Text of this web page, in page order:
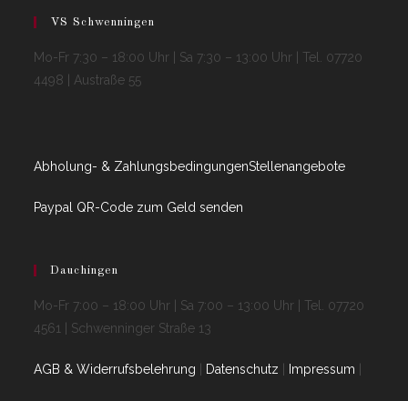
VS Schwenningen
Mo-Fr 7:30 – 18:00 Uhr | Sa 7:30 – 13:00 Uhr | Tel. 07720
4498 | Austraße 55
Abholung- & ZahlungsbedingungenStellenangebote
Paypal QR-Code zum Geld senden
Dauchingen
Mo-Fr 7:00 – 18:00 Uhr | Sa 7:00 – 13:00 Uhr | Tel. 07720
4561 | Schwenninger Straße 13
AGB & Widerrufsbelehrung Datenschutz Impressum